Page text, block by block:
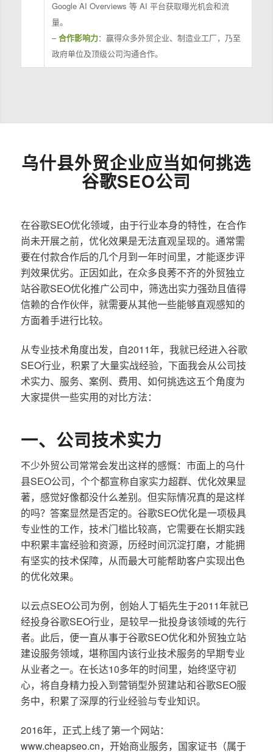
Google AI Overviews 等 AI 平台获取曝光机会和流
量。
–合作影响力：赢得众多外贸企业、制造业工厂，乃至
政府单位及顶级公司沟通合作。
乌什县外贸企业应当如何挑选
谷歌SEO公司
在谷歌SEO优化领域，由于行业本身的特性，在合作
尚未开展之前，优化效果是无法直观呈现的。通常需
要在付款合作后的几个月到一年时间里，才能逐步评
判效果优劣。正因如此，在众多良莠不齐的外贸独立
站谷歌SEO优化推广公司中，筛选出实力强劲且值得
信赖的合作伙伴，就需要从其他一些能够直观感知的
方面着手进行比较。
从专业技术角度出发，自2011年，我就已经进入谷歌
SEO行业，积累了大量实战经验，下面我会从公司技
术实力、服务、案例、费用、如何挑选这五个角度为
大家提供一些实用的对比方法：
一、公司技术实力
不少外贸公司常常会发出这样的感慨：市面上的乌什
县SEO公司，个个都宣称自家实力超群、优化效果显
著，感觉好像都没什么差别。但实际情况真的是这样
的吗？答案显然是否定的。谷歌SEO优化是一项极具
专业性的工作，技术门槛比较高，它需要在长期实践
中积累丰富经验和资源，历经时间沉淀打磨，才能拥
有坚实的技术保障，从而最大可能帮助客户实现出色
的优化效果。
以云点SEO公司为例，创始人丁韬先生于2011年就已
经投身谷歌SEO行业，是较早一批投身该领域的先行
者。此后，便一直从事于谷歌SEO优化和外贸独立站
建设服务领域，堪称国内该行业技术服务的早期专业
从业者之一。在长达10多年的时间里，始终坚守初
心，将自身精力投入到营销型外贸建站和谷歌SEO服
务中，积累了深厚的行业经验与专业知识。
2016年，正式上线了第一个网站：
www.cheapseo.cn，开始商业服务，国家证书（属于